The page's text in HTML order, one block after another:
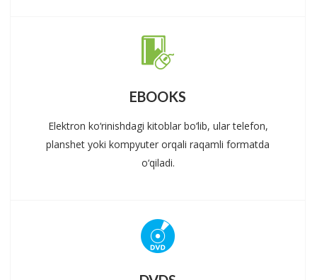
EBOOKS
Elektron ko‘rinishdagi kitoblar bo‘lib, ular telefon,
planshet yoki kompyuter orqali raqamli formatda
o‘qiladi.